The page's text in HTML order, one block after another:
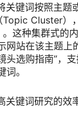
关键词按照主题
（Topic Cluster）
。这种集群式的
站在该主题上
头选购指南”，
。
关键词研究的效